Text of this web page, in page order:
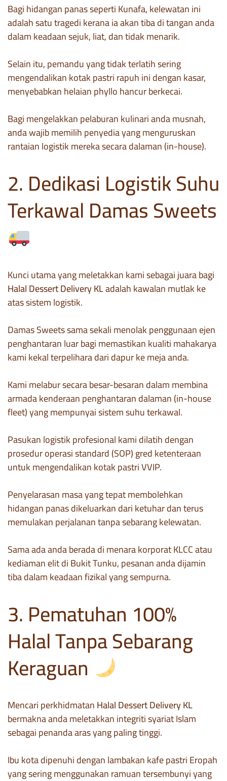
Bagi hidangan panas seperti Kunafa, kelewatan ini
adalah satu tragedi kerana ia akan tiba di tangan anda
dalam keadaan sejuk, liat, dan tidak menarik.
Selain itu, pemandu yang tidak terlatih sering
mengendalikan kotak pastri rapuh ini dengan kasar,
menyebabkan helaian phyllo hancur berkecai.
Bagi mengelakkan pelaburan kulinari anda musnah,
anda wajib memilih penyedia yang menguruskan
rantaian logistik mereka secara dalaman (in-house).
2. Dedikasi Logistik Suhu
Terkawal Damas Sweets
Kunci utama yang meletakkan kami sebagai juara bagi
Halal Dessert Delivery KLadalah kawalan mutlak ke
atas sistem logistik.
Damas Sweets sama sekali menolak penggunaan ejen
penghantaran luar bagi memastikan kualiti mahakarya
kami kekal terpelihara dari dapur ke meja anda.
Kami melabur secara besar-besaran dalam membina
armada kenderaan penghantaran dalaman (in-house
fleet) yang mempunyai sistem suhu terkawal.
Pasukan logistik profesional kami dilatih dengan
prosedur operasi standard (SOP) gred ketenteraan
untuk mengendalikan kotak pastri VVIP.
Penyelarasan masa yang tepat membolehkan
hidangan panas dikeluarkan dari ketuhar dan terus
memulakan perjalanan tanpa sebarang kelewatan.
Sama ada anda berada di menara korporat KLCC atau
kediaman elit di Bukit Tunku, pesanan anda dijamin
tiba dalam keadaan fizikal yang sempurna.
3. Pematuhan 100%
Halal Tanpa Sebarang
Keraguan
Mencari perkhidmatanHalal Dessert Delivery KL
bermakna anda meletakkan integriti syariat Islam
sebagai penanda aras yang paling tinggi.
Ibu kota dipenuhi dengan lambakan kafe pastri Eropah
yang sering menggunakan ramuan tersembunyi yang